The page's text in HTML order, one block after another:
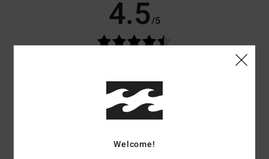
4.5/5
Relação qualidade/preço
Welcome!